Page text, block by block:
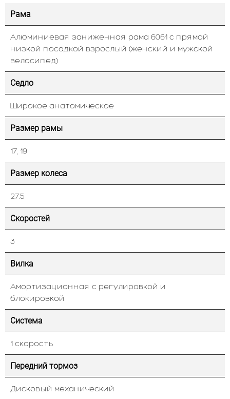
Рама
Алюминиевая заниженная рама 6061 с прямой
низкой посадкой взрослый (женский и мужской
велосипед)
Седло
Широкое анатомическое
Размер рамы
17, 19
Размер колеса
27.5
Скоростей
3
Вилка
Амортизационная с регулировкой и
блокировкой
Система
1 скорость
Передний тормоз
Дисковый механический